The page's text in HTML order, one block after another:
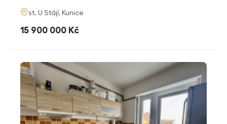
adresa
st. U Stájí, Kunice
cena
15 900 000 Kč